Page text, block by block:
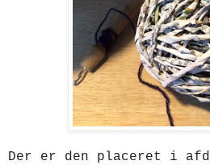
Der er den placeret i